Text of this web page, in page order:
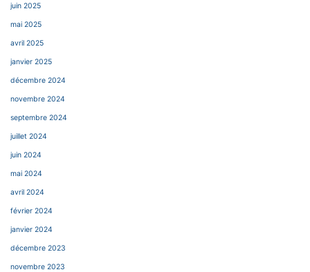
juin 2025
mai 2025
avril 2025
janvier 2025
décembre 2024
novembre 2024
septembre 2024
juillet 2024
juin 2024
mai 2024
avril 2024
février 2024
janvier 2024
décembre 2023
novembre 2023